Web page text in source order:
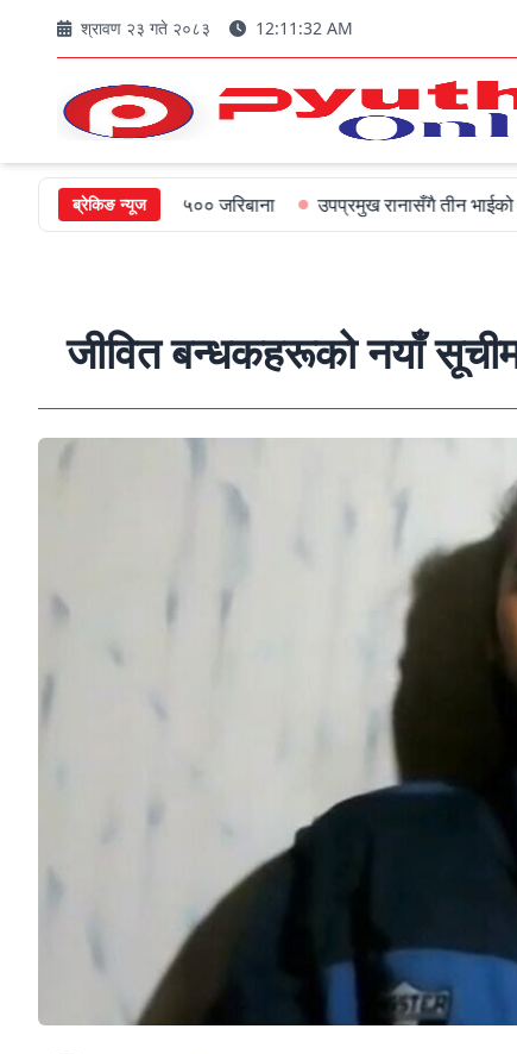
श्रावण २३ गते २०८३ 12:11:33 AM
ब्रेकिङ न्यूज
५०० जरिबाना उपप्रमुख रानासँगै तीन भाईको अल्पायुमै दुखद
जीवित बन्धकहरूको नयाँ